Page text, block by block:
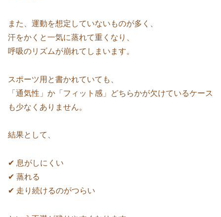
また、運動を想定していないものが多く、
汗をかくと一気に蒸れて重くなり、
呼吸のリズムが崩れてしまいます。
スポーツ用と書かれていても、
「通気性」か「フィット感」どちらかが欠けているケース
も少なくありません。
結果として、
✔ 息がしにくい
✔ 蒸れる
✔ 走り続けるのがつらい